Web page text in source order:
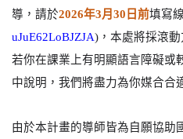
導，請於2026年3月 30 日前填寫
uJuE62LoBJZJA) ，本處將採滾
若你在課業上有明顯語言障礙或
中說明，我們將盡力為你媒合合
由於本計畫的導師皆為自願協助